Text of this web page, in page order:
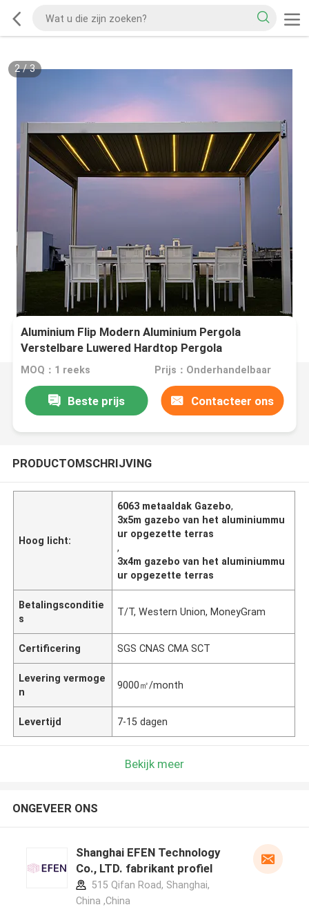
2/3
Aluminium Flip Modern Aluminium Pergola
Verstelbare Luwered Hardtop Pergola
MOQ：1 reeks Prijs：Onderhandelbaar
Beste prijs Contacteer ons
PRODUCTOMSCHRIJVING
Hoog licht:
6063 metaaldak Gazebo,
3x5m gazebo van het aluminiummu
ur opgezette terras
,
3x4m gazebo van het aluminiummu
ur opgezette terras
Betalingsconditie
s
T/T, Western Union, MoneyGram
Certificering SGS CNAS CMA SCT
Levering vermoge
n
9000㎡/month
Levertijd 7-15 dagen
Bekijk meer
ONGEVEER ONS
Shanghai EFEN Technology
Co., LTD. fabrikant profiel
515 Qifan Road, Shanghai,
China ,China